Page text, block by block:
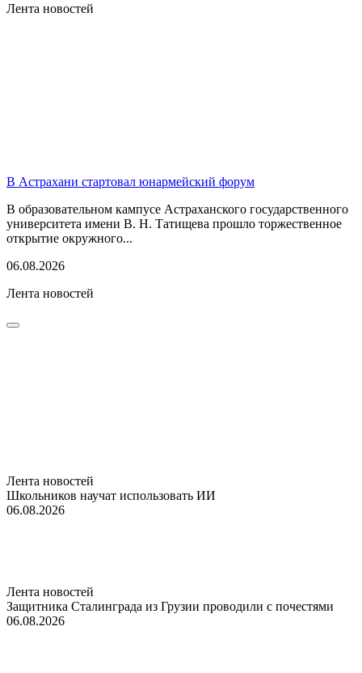
Лента новостей
В Астрахани стартовал юнармейский форум
В образовательном кампусе Астраханского государственного
университета имени В. Н. Татищева прошло торжественное
открытие окружного...
06.08.2026
Лента новостей
Лента новостей
Школьников научат использовать ИИ
06.08.2026
Лента новостей
Защитника Сталинграда из Грузии проводили с почестями
06.08.2026